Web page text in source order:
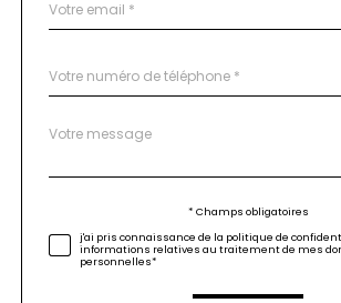
*
*
Fieldset
Message
*
* Champs obligatoires
j'ai pris connaissance de la politique de
informations relatives au traitement de mes
personnelles*